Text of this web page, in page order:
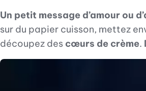
Un petit message d’amour ou
sur du papier cuisson, mettez
découpez des cœurs de crème.